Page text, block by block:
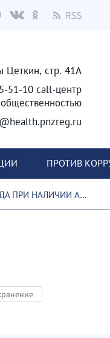
Цеткин, стр. 41А
51-10 call-центр
ПРОТИВ
АНТИТЕЛ IGG